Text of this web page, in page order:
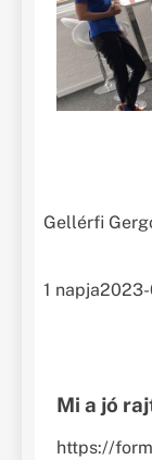
Gellérfi
1 napja
Mi a jó
https://